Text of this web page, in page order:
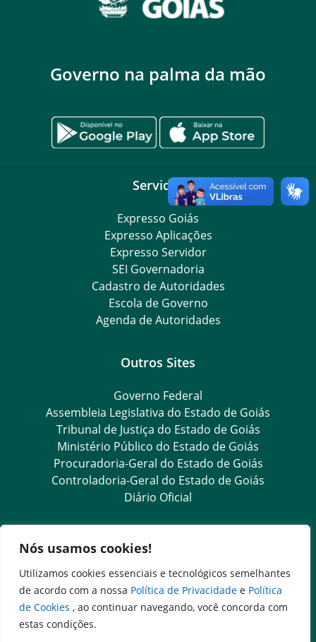
Nós usamos cookies!
Utilizamos cookies essenciais e tecnológicos semelhantes
de acordo com a nossa Política de Privacidade e Política
de Cookies , ao continuar navegando, você concorda com
estas condições.
Governo na palma da mão
Servidor
Expresso Goiás
Expresso Aplicações
Expresso Servidor
SEI Governadoria
Cadastro de Autoridades
Escola de Governo
Agenda de Autoridades
Outros Sites
Governo Federal
Assembleia Legislativa do Estado de Goiás
Tribunal de Justiça do Estado de Goiás
Ministério Público do Estado de Goiás
Procuradoria-Geral do Estado de Goiás
Controladoria-Geral do Estado de Goiás
Diário Oficial
Transparência e Ouvidoria
LGPD
Goiás Transparência
Dados Abertos Goiás